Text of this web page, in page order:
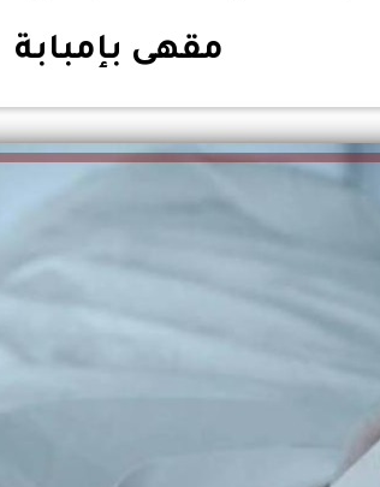
مقهى بإمبابة